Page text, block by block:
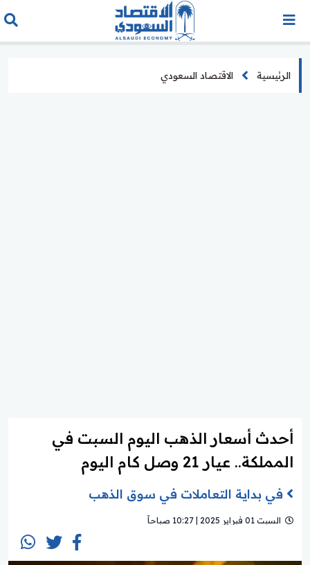
الرئيسية الاقتصاد السعودي
أحدث أسعار الذهب اليوم السبت في
المملكة.. عيار 21 وصل كام اليوم
في بداية التعاملات في سوق الذهب
السبت 01 فبراير 2025 | 10:27 صباحاً